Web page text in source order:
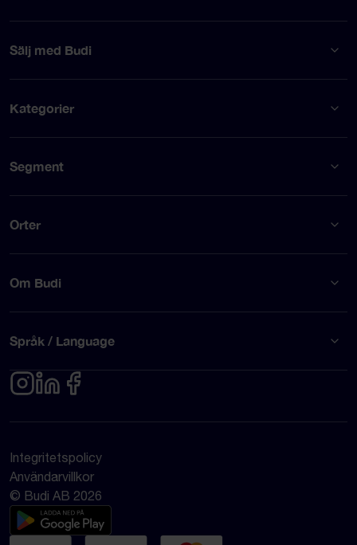
Sälj med Budi
Kategorier
Segment
Orter
Om Budi
Språk / Language
Integritetspolicy
Användarvillkor
© Budi AB 2026